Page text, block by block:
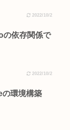
2022/10/2
の依存関係で
2022/10/2
環境構築